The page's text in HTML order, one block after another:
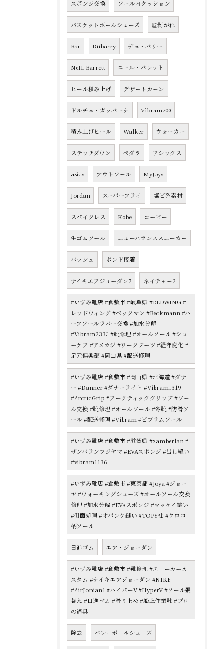
スポンジ交換 ソール内クッション
バスケットボールシューズ 底剥がれ
Bar Dubarry デュ・バリー
NeIL Barrett ニール・バレット
ヒール積み上げ デザートカーン
ドルチェ・ガッバーナ Vibram700
積み上げヒール Walker ウォーカー
ステッチダウン ペダラ アシックス
asics アウトソール MyJoys
Jordan スーパーフライ 塩ビ系素材
スパイクレス Kobe コービー
生ゴムソール ニューバランススニーカー
バッシュ ボンド接着
ナイキエアジョーダン7 ネイチャー2
#いずみ靴店 #倉敷市 #岐阜県 #REDWING #
レッドウィング #ベックマン #Beckmann #ハ
ーフソールラバー交換 #加水分解
#Vibram2333 #靴修理 #オールソール #シュ
ーケア #アメカジ #ワークブーツ #経年変化 #
足元倶楽部 #岡山県 #配送修理
#いずみ靴店 #倉敷市 #岡山県 #北海道 #ダナ
ー #Danner #ダナーライト #Vibram1319
#ArcticGrip #アークティックグリップ #ソー
ル交換 #靴修理 #オールソール #冬靴 #防滑ソ
ール #配送修理 #Vibram #ビブラムソール
#いずみ靴店 #倉敷市 #滋賀県 #zamberlan #
ザンバランフジヤマ #EVAスポンジ #出し縫い
#vibram1136
#いずみ靴店 #倉敷市 #東京都 #Joya #ジョー
ヤ #ウォーキングシューズ #オールソール交換
修理 #加水分解 #EVAスポンジ #マッケイ縫い
#側面処理 #オパンケ縫い #TOPY社 #クロコ
柄ソール
日進ゴム エア・ジョーダン
#いずみ靴店 #倉敷市 #靴修理 #スニーカーカ
スタム #ナイキエアジョーダン #NIKE
#AirJordan1 #ハイパーV #HyperV #ソール張
替え #日進ゴム #滑り止め #船上作業靴 #プロ
の道具
除去 バレーボールシューズ